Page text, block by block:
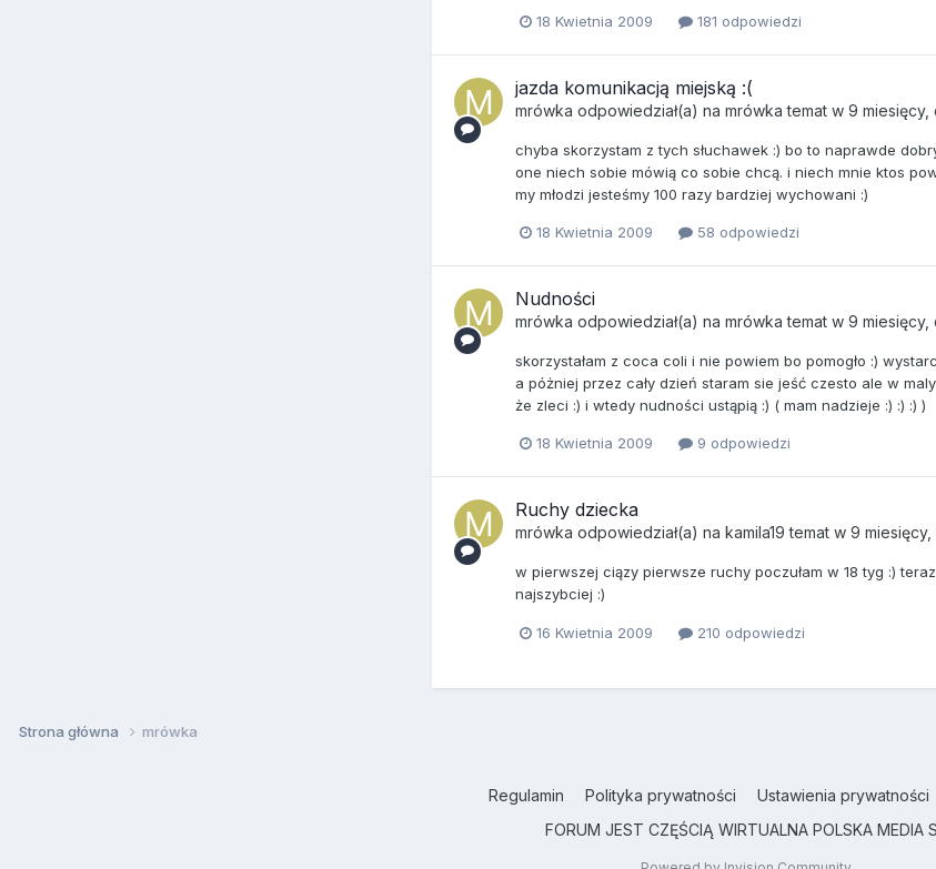
18 Kwietnia 2009 181 odpowiedzi
jazda komunikacją miejską :(
mrówka odpowiedział(a) na mrówka temat w 9 miesięcy,
chyba skorzystam z tych słuchawek :) bo to naprawde
one niech sobie mówią co sobie chcą. i niech mnie ktos
my młodzi jesteśmy 100 razy bardziej wychowani :)
18 Kwietnia 2009 58 odpowiedzi
Nudności
mrówka odpowiedział(a) na mrówka temat w 9 miesięcy,
skorzystałam z coca coli i nie powiem bo pomogło :)
a póżniej przez cały dzień staram sie jeść czesto ale w
że zleci :) i wtedy nudności ustąpią :) ( mam nadzieje :) :) :) )
18 Kwietnia 2009 9 odpowiedzi
Ruchy dziecka
mrówka odpowiedział(a) na kamila19 temat w 9 miesięcy,
w pierwszej ciązy pierwsze ruchy poczułam w 18 tyg :)
najszybciej :)
16 Kwietnia 2009 210 odpowiedzi
Strona główna mrówka
Regulamin Polityka prywatności Ustawienia prywatności
FORUM JEST CZĘŚCIĄ WIRTUALNA POLSKA MEDIA